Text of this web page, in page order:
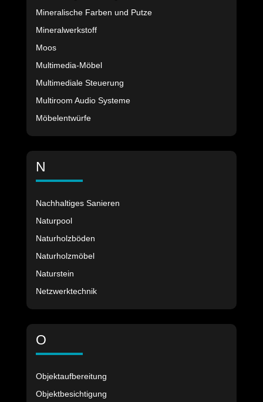
Mineralische Farben und Putze
Mineralwerkstoff
Moos
Multimedia-Möbel
Multimediale Steuerung
Multiroom Audio Systeme
Möbelentwürfe
N
Nachhaltiges Sanieren
Naturpool
Naturholzböden
Naturholzmöbel
Naturstein
Netzwerktechnik
O
Objektaufbereitung
Objektbesichtigung